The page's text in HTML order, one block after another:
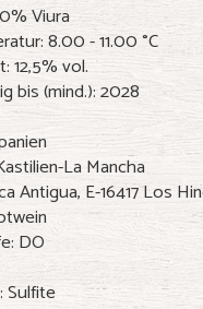
Viura
8.00 - 11.00 °C
12,5% vol.
bis (mind.): 2028
La Mancha
Antigua, E-16417 Los
DO
Sulfite